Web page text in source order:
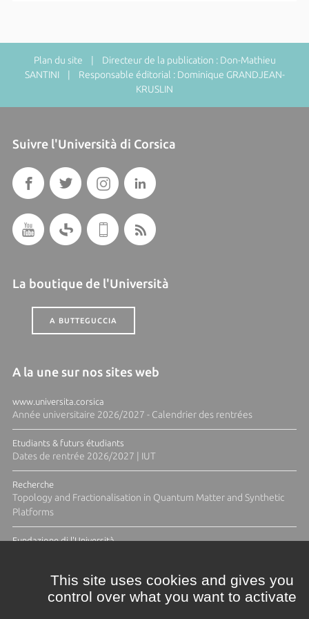
Plan du site | Directeur de la publication : Don-Mathieu
SANTINI | Responsable éditorial : Dominique GRANDJEAN-
KRUSLIN
Suivre l'Università di Corsica
La boutique de l'Università
A BUTTEGUCCIA
A la une sur nos sites web
www.universita.corsica
Année universitaire 2026/2027 - Calendrier des rentrées
Etudiants & futurs étudiants
Dates de rentrée 2026/2027 | IUT
Recherche
Topology and Fractionalisation in Quantum Matter and Synthetic
Platforms
Fundazione di l'Università
This site uses cookies and gives you
control over what you want to activate